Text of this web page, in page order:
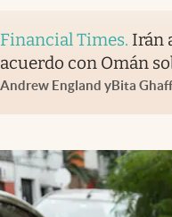
Financial Times. Irán
acuerdo con Omán
Andrew England yBita